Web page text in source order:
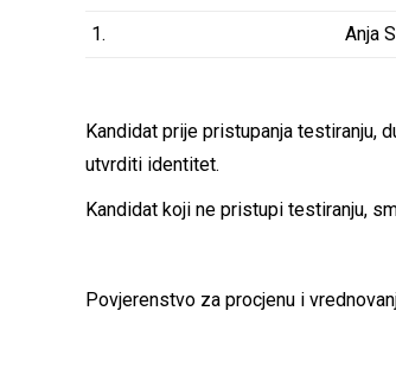
1. Anja
Kandidat prije pristupanja testiranju,
utvrditi identitet.
Kandidat koji ne pristupi testiranju,
Povjerenstvo za procjenu i